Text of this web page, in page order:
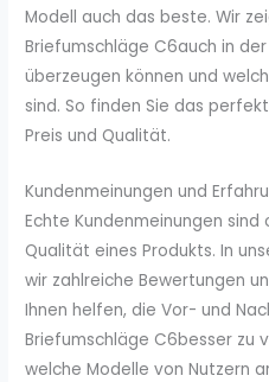
Modell auch das beste. Wir
Briefumschläge C6auch in
überzeugen können und
sind. So finden Sie das
Preis und Qualität.
Kundenmeinungen und
Echte Kundenmeinungen
Qualität eines Produkts. In
wir zahlreiche Bewertungen
Ihnen helfen, die Vor- und
Briefumschläge C6besser zu
welche Modelle von Nutzern